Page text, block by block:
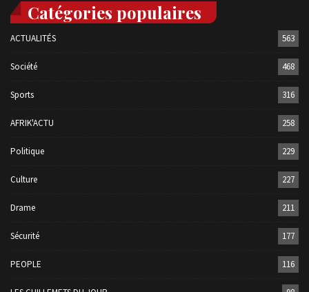
Catégories populaires
ACTUALITÉS 563
Société 468
Sports 316
AFRIK'ACTU 258
Politique 229
Culture 227
Drame 211
Sécurité 177
PEOPLE 116